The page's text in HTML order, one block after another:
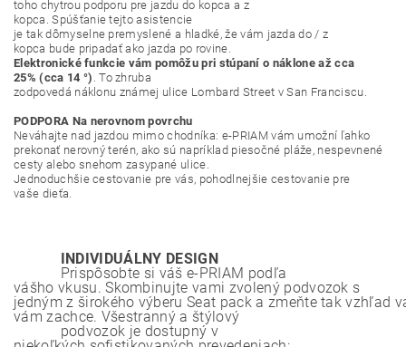
toho chytrou podporu pre jazdu do kopca a z
kopca Spúšťanie tejto asistencie
je tak dômyselne premyslené a hladké, že vám jazda do / z
kopca bude pripadať ako jazda po rovine
Elektronické funkcie vám pomôžu pri stúpaní o náklone až cca
25% (cca 14 °) To zhruba
zodpovedá náklonu známej ulice Lombard Street v San Franciscu
PODPORA Na nerovnom povrchu
Neváhajte nad jazdou mimo chodníka: e-PRIAM vám umožní ľahko
prekonať nerovný terén, ako sú napríklad piesočné pláže, nespevnené
cesty alebo snehom zasypané ulice
Jednoduchšie cestovanie pre vás, pohodlnejšie cestovanie pre
vaše dieťa
INDIVIDUÁLNY DESIGN
Prispôsobte si váš e-PRIAM podľa
vášho vkusu. Skombinujte vami zvolený podvozok s
jedným z širokého výberu Seat pack a zmeňte tak vzhľad
vám zachce. Všestranný a štýlový
podvozok je dostupný v